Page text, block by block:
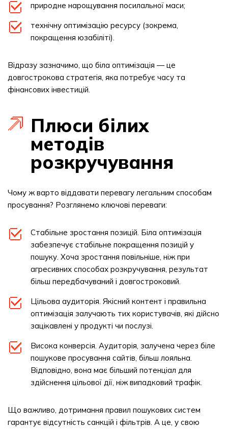
природне нарощування посилальної маси;
технічну оптимізацію ресурсу (зокрема,
покращення юзабіліті).
Відразу зазначимо, що біла оптимізація — це
довгострокова стратегія, яка потребує часу та
фінансових інвестицій.
Плюси білих
методів
розкручування
Чому ж варто віддавати перевагу легальним способам
просування? Розглянемо ключові переваги:
Стабільне зростання позицій. Біла оптимізація
забезпечує стабільне покращення позицій у
пошуку. Хоча зростання повільніше, ніж при
агресивних способах розкручування, результат
більш передбачуваний і довгостроковий.
Цільова аудиторія. Якісний контент і правильна
оптимізація залучають тих користувачів, які дійсно
зацікавлені у продукті чи послузі.
Висока конверсія. Аудиторія, залучена через біле
пошукове просування сайтів, більш лояльна.
Відповідно, вона має більший потенціал для
здійснення цільової дії, ніж випадковий трафік.
Що важливо, дотримання правил пошукових систем
гарантує відсутність санкцій і фільтрів. А це, у свою